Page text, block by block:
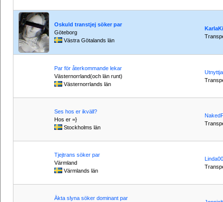
Oskuld transtjej söker par
Göteborg
Västra Götalands län
Par för återkommande lekar
Västernorrland(och län runt)
Västernorrlands län
Ses hos er ikväll?
Hos er =}
Stockholms län
Tjejtrans söker par
Värmland
Värmlands län
Äkta slyna söker dominant par